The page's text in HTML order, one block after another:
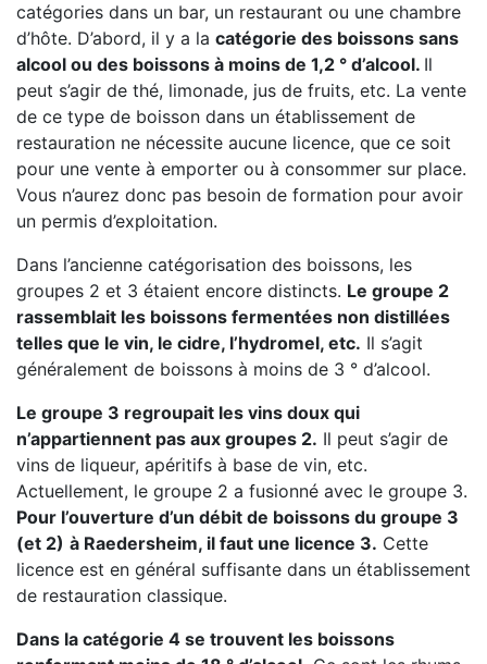
catégories dans un bar, un restaurant ou une chambre
d’hôte. D’abord, il y a la catégorie des boissons sans
alcool ou des boissons à moins de 1,2 ° d’alcool. Il
peut s’agir de thé, limonade, jus de fruits, etc. La vente
de ce type de boisson dans un établissement de
restauration ne nécessite aucune licence, que ce soit
pour une vente à emporter ou à consommer sur place.
Vous n’aurez donc pas besoin de formation pour avoir
un permis d’exploitation.
Dans l’ancienne catégorisation des boissons, les
groupes 2 et 3 étaient encore distincts. Le groupe 2
rassemblait les boissons fermentées non distillées
telles que le vin, le cidre, l’hydromel, etc. Il s’agit
généralement de boissons à moins de 3 ° d’alcool.
Le groupe 3 regroupait les vins doux qui
n’appartiennent pas aux groupes 2. Il peut s’agir de
vins de liqueur, apéritifs à base de vin, etc.
Actuellement, le groupe 2 a fusionné avec le groupe 3.
Pour l’ouverture d’un débit de boissons du groupe 3
(et 2) à Raedersheim, il faut une licence 3. Cette
licence est en général suffisante dans un établissement
de restauration classique.
Dans la catégorie 4 se trouvent les boissons